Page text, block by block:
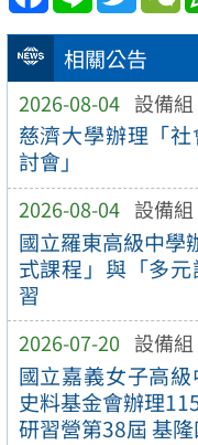
相關公告
2026-08-04 設備組
慈濟大學辦理「
討會」
2026-08-04 設備組
國立羅東高級中學
式課程」與「多
習
2026-07-20 設備組
國立嘉義女子高
史料基金會辦理
研習營第38屆 基